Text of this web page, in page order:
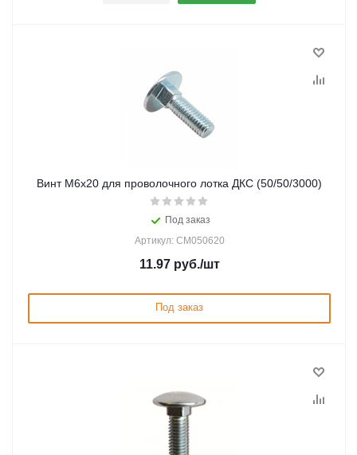
Винт М6х20 для проволочного лотка ДКС (50/50/3000)
Под заказ
Артикул: CM050620
11.97руб./шт
Под заказ